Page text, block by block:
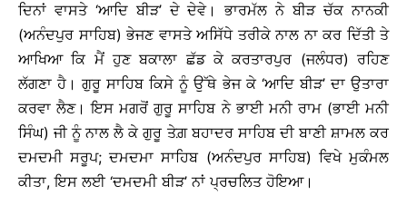
ਦਿਨਾਂ ਵਾਸਤੇ ‘ਆਦਿ ਬੀੜ’ ਦੇ ਦੇਵੇ। ਭਾਰਮੱਲ ਨੇ ਬੀੜ ਚੱਕ ਨਾਨਕੀ
(ਅਨੰਦਪੁਰ ਸਾਹਿਬ) ਭੇਜਣ ਵਾਸਤੇ ਅਸਿੱਧੇ ਤਰੀਕੇ ਨਾਲ ਨਾ ਕਰ ਦਿੱਤੀ ਤੇ
ਆਖਿਆ ਕਿ ਮੈਂ ਹੁਣ ਬਕਾਲਾ ਛੱਡ ਕੇ ਕਰਤਾਰਪੁਰ (ਜਲੰਧਰ) ਰਹਿਣ
ਲੱਗਣਾ ਹੈ। ਗੁਰੂ ਸਾਹਿਬ ਕਿਸੇ ਨੂੰ ਉੱਥੇ ਭੇਜ ਕੇ ‘ਆਦਿ ਬੀੜ’ ਦਾ ਉਤਾਰਾ
ਕਰਵਾ ਲੈਣ। ਇਸ ਮਗਰੋਂ ਗੁਰੂ ਸਾਹਿਬ ਨੇ ਭਾਈ ਮਨੀ ਰਾਮ (ਭਾਈ ਮਨੀ
ਸਿੰਘ) ਜੀ ਨੂੰ ਨਾਲ ਲੈ ਕੇ ਗੁਰੂ ਤੇਗ਼ ਬਹਾਦਰ ਸਾਹਿਬ ਦੀ ਬਾਣੀ ਸ਼ਾਮਲ ਕਰ
ਦਮਦਮੀ ਸਰੂਪ; ਦਮਦਮਾ ਸਾਹਿਬ (ਅਨੰਦਪੁਰ ਸਾਹਿਬ) ਵਿਖੇ ਮੁਕੰਮਲ
ਕੀਤਾ, ਇਸ ਲਈ ‘ਦਮਦਮੀ ਬੀੜ’ ਨਾਂ ਪ੍ਰਚਲਿਤ ਹੋਇਆ।